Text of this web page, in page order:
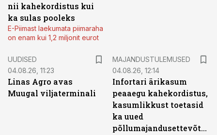
nii kahekordistus kui
ka sulas pooleks
E-Piimast laekumata piimaraha
on enam kui 1,2 miljonit eurot
UUDISED
04.08.26, 11:23
Linas Agro avas
Muugal viljaterminali
MAJANDUSTULEMUSED
04.08.26, 12:14
Infortari ärikasum
peaaegu kahekordistus,
kasumlikkust toetasid
ka uued
põllumajandusettevõtted